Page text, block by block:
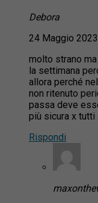
Debora
24 Maggio
molto strano
la settimana
allora perché
non ritenuto
passa deve
più sicura x tutti .
Rispondi